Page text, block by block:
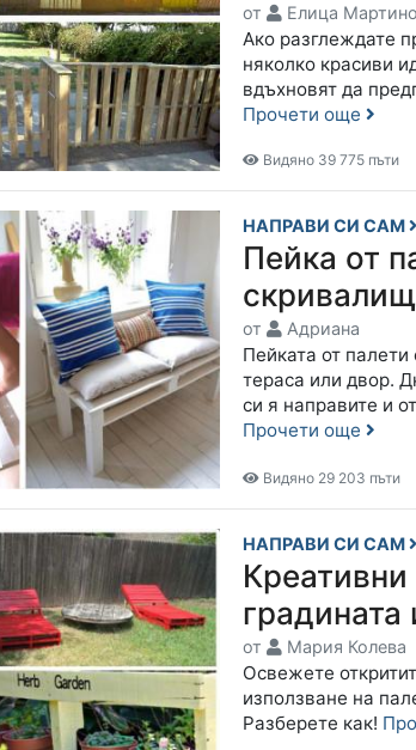
от Елица
Ако разглеждате
няколко красиви
вдъхновят да
Прочети още
Видяно 39 775 пъти
НАПРАВИ СИ САМ
Пейка от
от Адриана
Пейката от
тераса или двор.
си я направите и
Прочети още
Видяно 29 203 пъти
НАПРАВИ СИ САМ
градината
от Мария Колева
Освежете
използване на
Разберете как!